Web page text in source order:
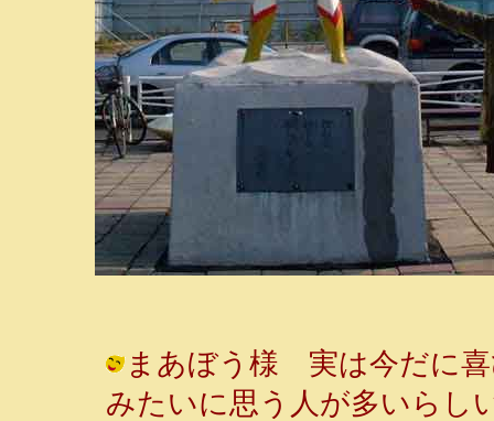
まあぼう様 実は今だに喜
みたいに思う人が多いらし